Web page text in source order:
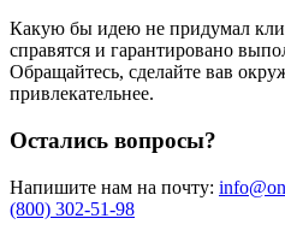
Какую бы идею не придумал
справятся и гарантировано
Обращайтесь, сделайте вав
привлекательнее.
Остались вопросы?
Напишите нам на почту:
(800) 302-51-98